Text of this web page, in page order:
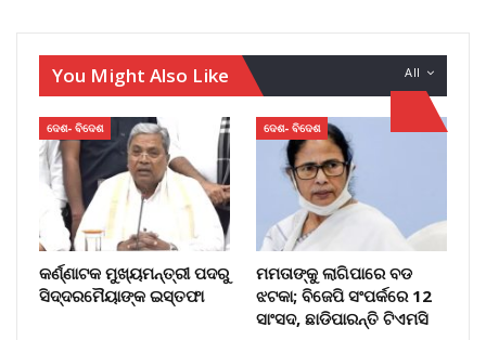
All
You Might Also Like
ଦେଶ- ବିଦେଶ
କର୍ଣ୍ଣାଟକ ମୁଖ୍ୟମନ୍ତ୍ରୀ ପଦରୁ
ସିଦ୍ଦରମୈୟାଙ୍କ ଇସ୍ତଫା
ଦେଶ- ବିଦେଶ
ମମତାଙ୍କୁ ଲାଗିପାରେ ବଡ
ଝଟକା; ବିଜେପି ସଂପର୍କରେ 12
ସାଂସଦ, ଛାଡିପାରନ୍ତି ଟିଏମସି